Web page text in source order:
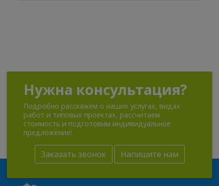
Нужна консультация?
Подробно расскажем о наших услугах, видах
работ и типовых проектах, рассчитаем
стоимость и подготовим индивидуальное
предложение!
Заказать звонок Напишите нам